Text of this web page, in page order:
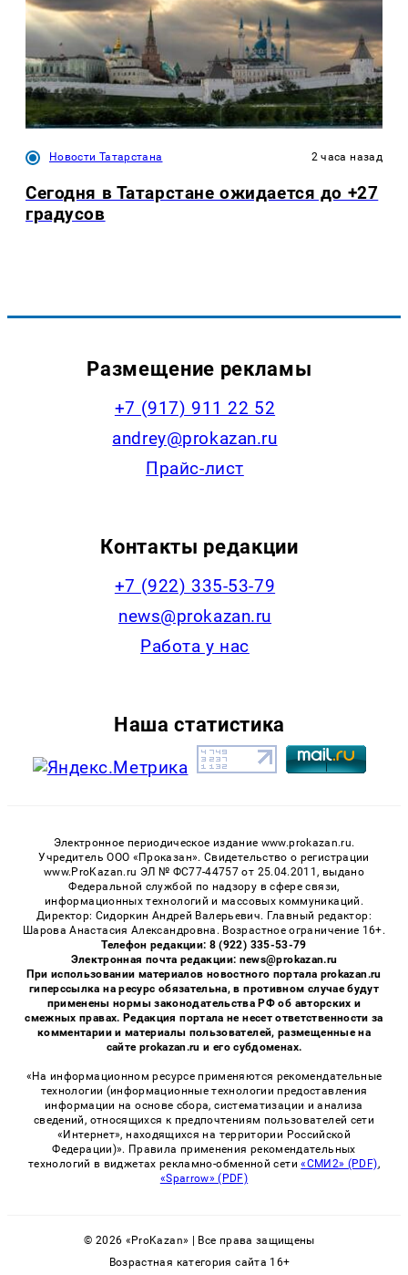
Новости Татарстана 2 часа назад
Сегодня в Татарстане ожидается до +27
градусов
Размещение рекламы
+7 (917) 911 22 52
andrey@prokazan.ru
Прайс-лист
Контакты редакции
+7 (922) 335-53-79
news@prokazan.ru
Работа у нас
Наша статистика
Электронное периодическое издание www.prokazan.ru.
Учредитель ООО «Проказан». Cвидетельство о регистрации
www.ProKazan.ru ЭЛ № ФС77-44757 от 25.04.2011, выдано
Федеральной службой по надзору в сфере связи,
информационных технологий и массовых коммуникаций.
Директор: Сидоркин Андрей Валерьевич. Главный редактор:
Шарова Анастасия Александровна. Возрастное ограничение 16+.
Телефон редакции: 8 (922) 335-53-79
Электронная почта редакции: news@prokazan.ru
При использовании материалов новостного портала prokazan.ru
гиперссылка на ресурс обязательна, в противном случае будут
применены нормы законодательства РФ об авторских и
смежных правах. Редакция портала не несет ответственности за
комментарии и материалы пользователей, размещенные на
сайте prokazan.ru и его субдоменах.
«На информационном ресурсе применяются рекомендательные
технологии (информационные технологии предоставления
информации на основе сбора, систематизации и анализа
сведений, относящихся к предпочтениям пользователей сети
«Интернет», находящихся на территории Российской
Федерации)». Правила применения рекомендательных
технологий в виджетах рекламно-обменной сети«СМИ2» (PDF),
«Sparrow» (PDF)
© 2026 «ProKazan» | Все права защищены
Возрастная категория сайта 16+